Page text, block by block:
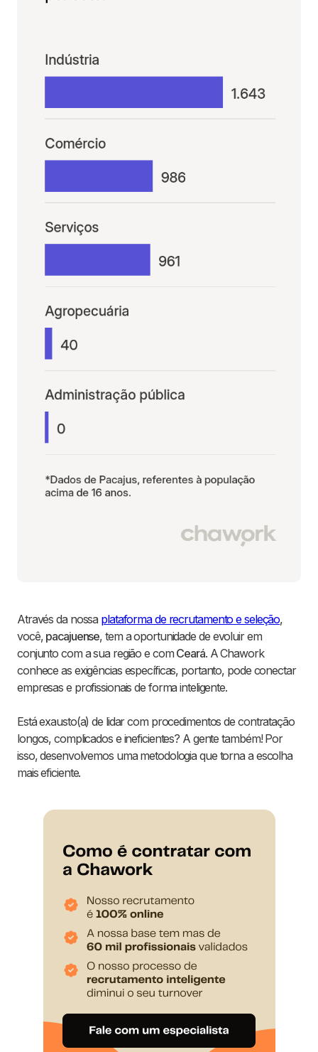
Através da nossa plataforma de recrutamento e seleção,
você, pacajuense, tem a oportunidade de evoluir em
conjunto com a sua região e com Ceará. A Chawork
conhece as exigências específicas, portanto, pode conectar
empresas e profissionais de forma inteligente.
Está exausto(a) de lidar com procedimentos de contratação
longos, complicados e ineficientes? A gente também! Por
isso, desenvolvemos uma metodologia que torna a escolha
mais eficiente.